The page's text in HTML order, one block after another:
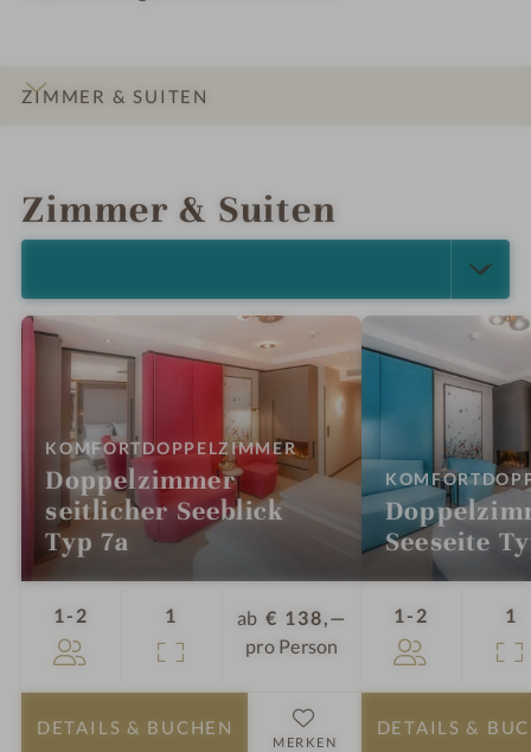
ZIMMER & SUITEN
Zimmer & Suiten
KOMFORTDOPPELZIMMER:
Doppelzimmer
seitlicher Seeblick
Typ 7a
1-2 Personen1
Zimmer ab € 138,—
pro Person
DETAILS & BUCHEN
MERKEN
Seeseite
1-2 Personen1
DETAILS &